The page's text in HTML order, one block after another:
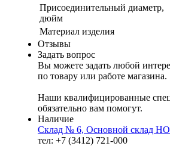
Присоединительный диаметр,
дюйм
Материал изделия
Отзывы
Задать вопрос
Вы можете задать любой
по товару или работе магазина.
Наши квалифицированные
обязательно вам помогут.
Наличие
Склад № 6, Основной склад
тел: +7 (3412) 721-000